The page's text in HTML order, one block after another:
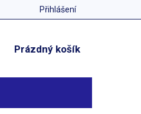
Přihlášení
NÁKUPNÍ
Prázdný košík